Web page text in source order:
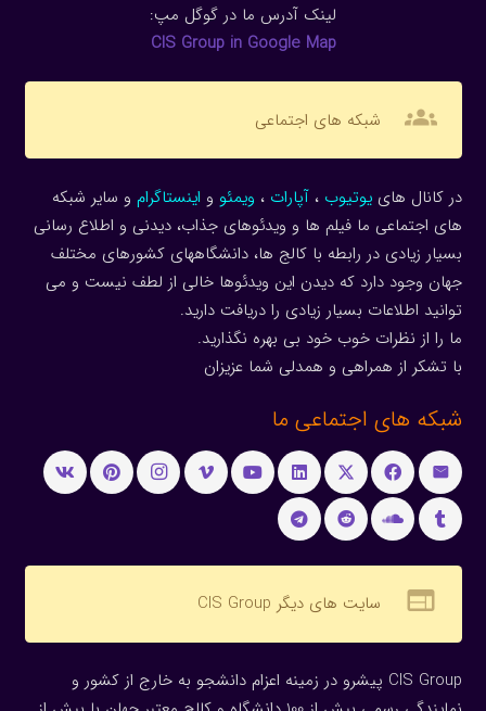
لینک آدرس ما در گوگل مپ:
CIS Group in Google Map
groups شبکه های اجتماعی
در کانال هاییوتیوب ، آپارات ، ویمئو و اینستاگرام و سایر شبکه
های اجتماعی ما فیلم ها و ویدئوهای جذاب، دیدنی و اطلاع رسانی
بسیار زیادی در رابطه با کالج ها، دانشگاههای کشورهای مختلف
جهان وجود دارد که دیدن این ویدئوها خالی از لطف نیست و می
توانید اطلاعات بسیار زیادی را دریافت دارید.
ما را از نظرات خوب خود بی بهره نگذارید.
با تشکر از همراهی و همدلی شما عزیزان
شبکه های اجتماعی ما
web سایت های دیگر CIS Group
CIS Group پیشرو در زمینه اعزام دانشجو به خارج از کشور و